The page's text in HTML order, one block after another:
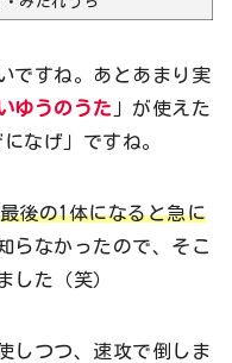
ですね。あとあまり実
ゆうのうた 」が使えた
なげ」ですね。
最後の1体になると急に
らなかったので、そこ
した（笑）
しつつ、速攻で倒しま